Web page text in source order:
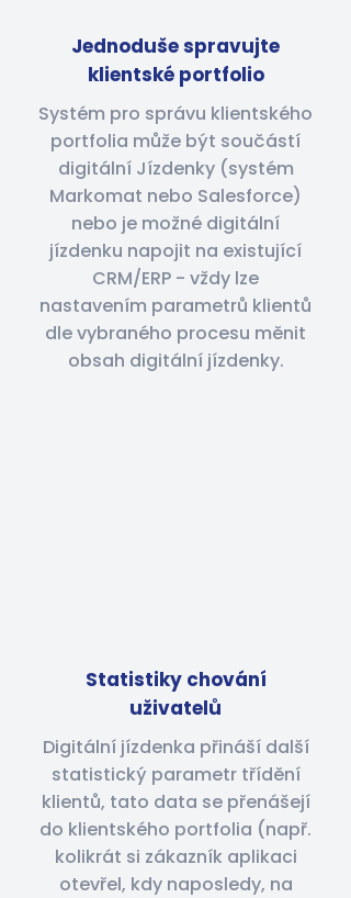
Jednoduše spravujte
klientské portfolio
Systém pro správu klientského
portfolia může být součástí
digitální Jízdenky (systém
Markomat nebo Salesforce)
nebo je možné digitální
jízdenku napojit na existující
CRM/ERP - vždy lze
nastavením parametrů klientů
dle vybraného procesu měnit
obsah digitální jízdenky.
Statistiky chování
uživatelů
Digitální jízdenka přináší další
statistický parametr třídění
klientů, tato data se přenášejí
do klientského portfolia (např.
kolikrát si zákazník aplikaci
otevřel, kdy naposledy, na